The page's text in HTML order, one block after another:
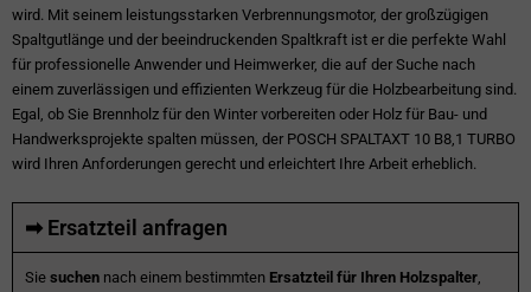
wird. Mit seinem leistungsstarken Verbrennungsmotor, der großzügigen
Spaltgutlänge und der beeindruckenden Spaltkraft ist er die perfekte Wahl
für professionelle Anwender und Heimwerker, die auf der Suche nach
einem zuverlässigen und effizienten Werkzeug für die Holzbearbeitung sind.
Egal, ob Sie Brennholz für den Winter vorbereiten oder Holz für Bau- und
Handwerksprojekte spalten müssen, der POSCH SPALTAXT 10 B8,1 TURBO
wird Ihren Anforderungen gerecht und erleichtert Ihre Arbeit erheblich.
➡ Ersatzteil anfragen
Sie suchen nach einem bestimmten Ersatzteil für Ihren Holzspalter,